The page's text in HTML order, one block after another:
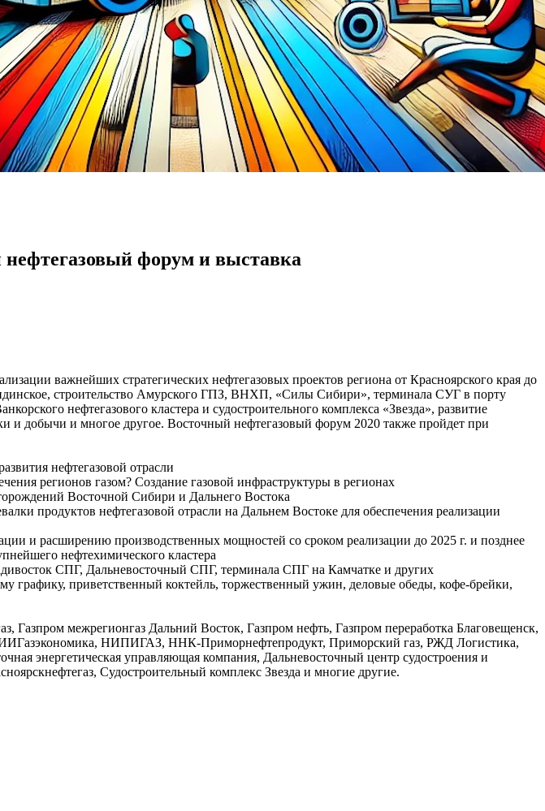
форум и выставка
важнейших стратегических нефтегазовых проектов региона от Красноярского края до
строительство Амурского ГПЗ, ВНХП, «Силы Сибири», терминала СУГ в порту
нефтегазового кластера и судостроительного комплекса «Звезда», развитие
и добычи и многое другое. Восточный нефтегазовый форум 2020 также пройдет при
нефтегазовой отрасли
регионов газом? Создание газовой инфраструктуры в регионах
Восточной Сибири и Дальнего Востока
продуктов нефтегазовой отрасли на Дальнем Востоке для обеспечения реализации
и расширению производственных мощностей со сроком реализации до 2025 г. и позднее
нефтехимического кластера
СПГ, Дальневосточный СПГ, терминала СПГ на Камчатке и других
графику, приветственный коктейль, торжественный ужин, деловые обеды, кофе-брейки,
Газпром межрегионгаз Дальний Восток, Газпром нефть, Газпром переработка Благовещенск,
НИПИГАЗ, ННК-Приморнефтепродукт, Приморский газ, РЖД Логистика,
энергетическая управляющая компания, Дальневосточный центр судостроения и
Судостроительный комплекс Звезда и многие другие.